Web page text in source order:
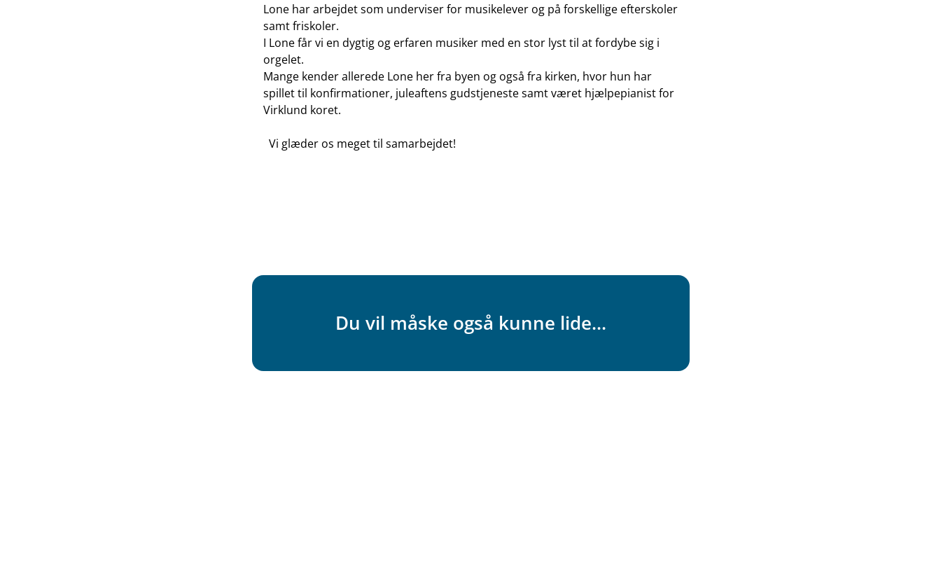
Lone har arbejdet som underviser for musikelever og på forskellige efterskoler
samt friskoler.
I Lone får vi en dygtig og erfaren musiker med en stor lyst til at fordybe sig i
orgelet.
Mange kender allerede Lone her fra byen og også fra kirken, hvor hun har
spillet til konfirmationer, juleaftens gudstjeneste samt været hjælpepianist for
Virklund koret.
Vi glæder os meget til samarbejdet!
Du vil måske også kunne lide...